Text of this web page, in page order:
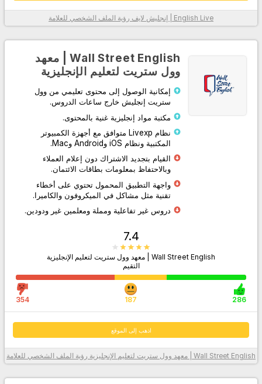
اذهب إلى الموقع
English Live | إنجليش لايف رؤية الملف الشخصي للعلامة
Wall Street English | معهد
وول ستريت لتعليم الإنجليزية
إمكانية الوصول إلى محتوى تعليمي من وول
ستريت إنجليش خارج ساعات الدروس.
مكتبة مواد إنجليزية غنية بالمحتوى.
نظام Livexp متوافق مع أجهزة الكمبيوتر
المكتبية ونظام iOS وAndroid وMac.
القيام بتجديد الاشتراك دون إعلام العملاء
وبالاحتفاظ بمعلومات بطاقات الائتمان.
واجهة التطبيق المحمول تحتوي على أخطاء
تقنية مثل مشاكل في الميكروفون والكاميرا.
دروس غير تفاعلية ومملة ومعلمين غير ودودين.
7.4
Wall Street English | معهد وول ستريت لتعليم الإنجليزية
التقيم
286
187
354
اذهب إلى الموقع
Wall Street English | معهد وول ستريت لتعليم الإنجليزية رؤية الملف الشخصي للعلامة